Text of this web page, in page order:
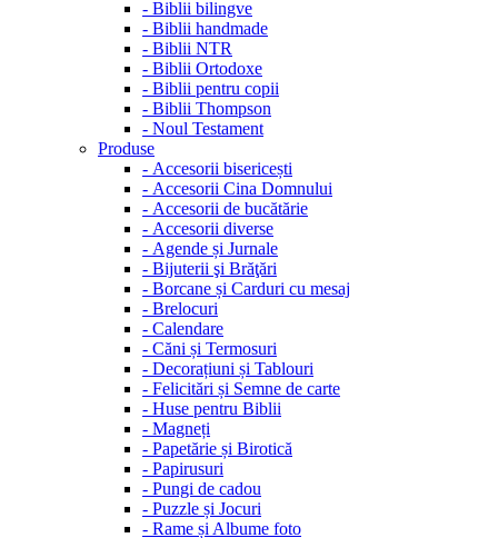
- Biblii bilingve
- Biblii handmade
- Biblii NTR
- Biblii Ortodoxe
- Biblii pentru copii
- Biblii Thompson
- Noul Testament
Produse
- Accesorii bisericești
- Accesorii Cina Domnului
- Accesorii de bucătărie
- Accesorii diverse
- Agende și Jurnale
- Bijuterii şi Brăţări
- Borcane și Carduri cu mesaj
- Brelocuri
- Calendare
- Căni și Termosuri
- Decorațiuni și Tablouri
- Felicitări și Semne de carte
- Huse pentru Biblii
- Magneți
- Papetărie și Birotică
- Papirusuri
- Pungi de cadou
- Puzzle și Jocuri
- Rame și Albume foto